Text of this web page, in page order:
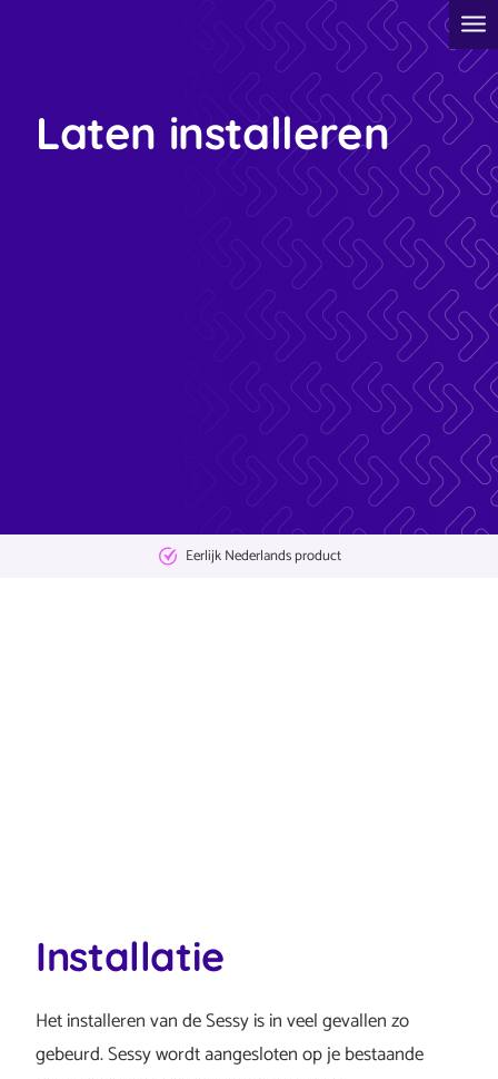
Laten installeren
Eerlijk Nederlands product
Installatie
Het installeren van de Sessy is in veel gevallen zo
gebeurd. Sessy wordt aangesloten op je bestaande